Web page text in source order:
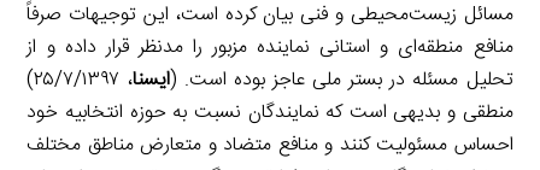
مسائل زیست‌محیطی و فنی بیان کرده است، این توجیهات صرفاً
منافع منطقه‌ای و استانی نماینده مزبور را مدنظر قرار داده و از
تحلیل مسئله در بستر ملی عاجز بوده است. (ایسنا
، ۲۵/۷/۱۳۹۷)
منطقی و بدیهی است که نمایندگان نسبت به حوزه انتخابیه خود
احساس مسئولیت کنند و منافع متضاد و متعارض مناطق مختلف